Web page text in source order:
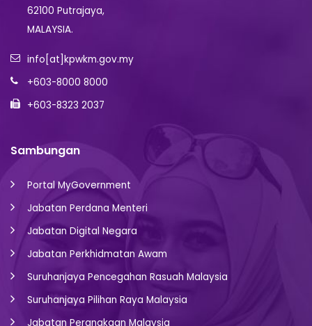
62100 Putrajaya,
MALAYSIA.
info[at]kpwkm.gov.my
+603-8000 8000
+603-8323 2037
Sambungan
Portal MyGovernment
Jabatan Perdana Menteri
Jabatan Digital Negara
Jabatan Perkhidmatan Awam
Suruhanjaya Pencegahan Rasuah Malaysia
Suruhanjaya Pilihan Raya Malaysia
Jabatan Perangkaan Malaysia